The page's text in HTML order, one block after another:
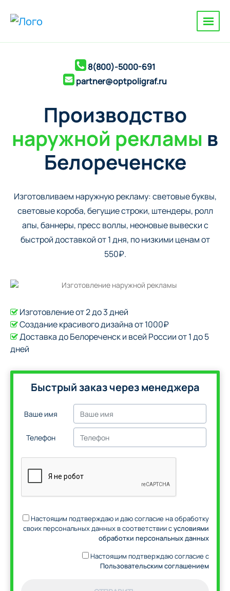
8(800)-5000-691
partner@optpoligraf.ru
Производство
наружной рекламы в
Белореченске
Изготовливаем наружную рекламу: cветовые буквы,
cветовые короба, бегущие строки, штендеры, ролл
апы, баннеры, пресс воллы, неоновые вывески с
быстрой доставкой от 1 дня, по низкими ценам от
550₽.
Изготовление от 2 до 3 дней
Создание красивого дизайна от 1000₽
Доставка до Белореченск и всей России от 1 до 5
дней
Быстрый заказ через менеджера
Ваше имя
Телефон
Настоящим подтверждаю и даю согласие на обработку
своих персональных данных в соответствии сусловиями
обработки персональных данных
Настоящим подтверждаю согласие с
Пользовательским соглашением